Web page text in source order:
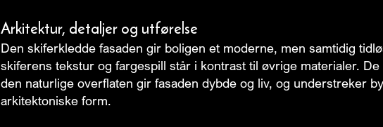
Arkitektur, detaljer og utførelse
Den skiferkledde fasaden gir boligen et moderne, men samtidig
skiferens tekstur og fargespill står i kontrast til øvrige materialer. De
den naturlige overflaten gir fasaden dybde og liv, og understreker
arkitektoniske form.